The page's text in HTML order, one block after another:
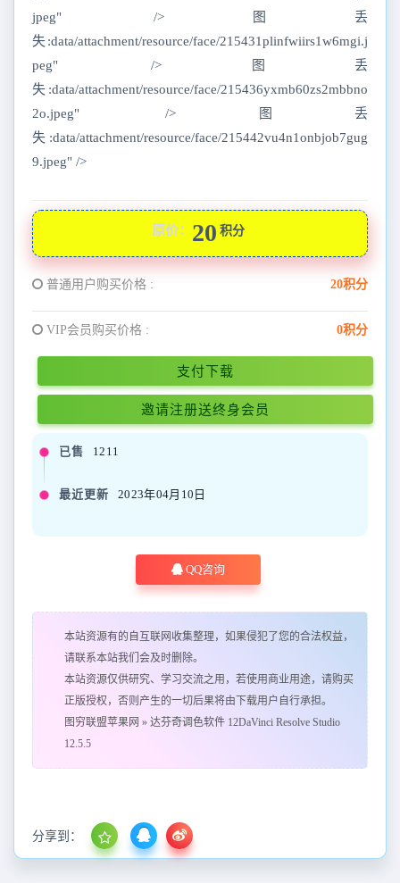
jpeg" />图丢
失:data/attachment/resource/face/215431plinfwiirs1w6mgi.j
peg" />图丢
失:data/attachment/resource/face/215436yxmb60zs2mbbno
2o.jpeg" />图丢
失:data/attachment/resource/face/215442vu4n1onbjob7gug
9.jpeg" />
原价： 20 积分
普通用户购买价格 : 20积分
VIP会员购买价格 : 0积分
支付下载
邀请注册送终身会员
已售 1211
最近更新 2023年04月10日
QQ咨询
本站资源有的自互联网收集整理，如果侵犯了您的合法权益，
请联系本站我们会及时删除。
本站资源仅供研究、学习交流之用，若使用商业用途，请购买
正版授权，否则产生的一切后果将由下载用户自行承担。
图穷联盟苹果网 » 达芬奇调色软件 12DaVinci Resolve Studio
12.5.5
分享到：